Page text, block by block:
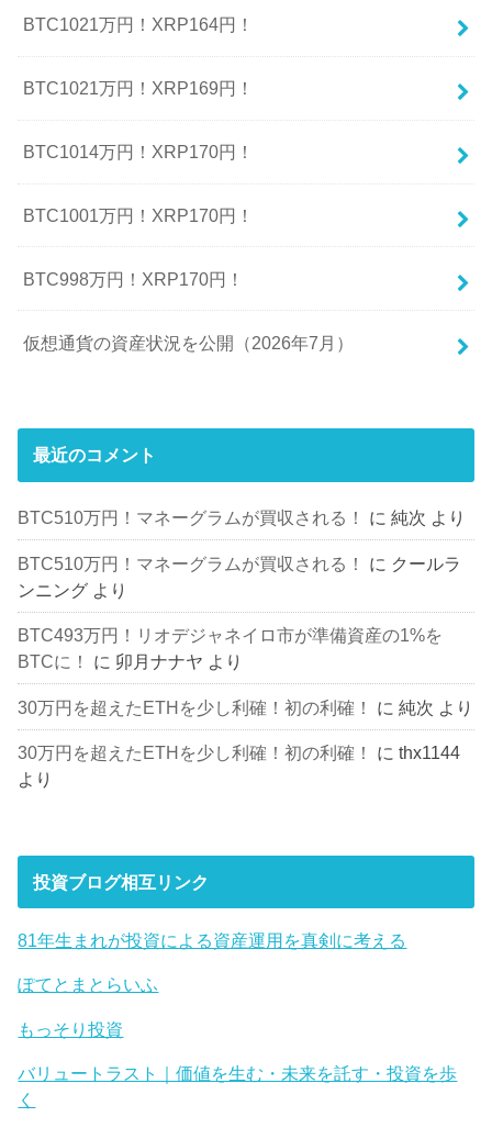
BTC1021万円！XRP164円！
BTC1021万円！XRP169円！
BTC1014万円！XRP170円！
BTC1001万円！XRP170円！
BTC998万円！XRP170円！
仮想通貨の資産状況を公開（2026年7月）
最近のコメント
BTC510万円！マネーグラムが買収される！ に純次 より
BTC510万円！マネーグラムが買収される！ に クールラ
ンニング より
BTC493万円！リオデジャネイロ市が準備資産の1%を
BTCに！
に 卯月ナナヤ より
30万円を超えたETHを少し利確！初の利確！ に純次 より
30万円を超えたETHを少し利確！初の利確！ にthx1144
より
投資ブログ相互リンク
81年生まれが投資による資産運用を真剣に考える
ぽてとまとらいふ
もっそり投資
バリュートラスト｜価値を生む・未来を託す・投資を歩
く